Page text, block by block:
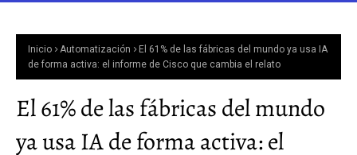
Inicio Automatización
El 61% de las fábricas del mundo ya usa IA
de forma activa: el informe de Cisco que cambia el relato
El 61% de las fábricas del mundo
ya usa IA de forma activa: el